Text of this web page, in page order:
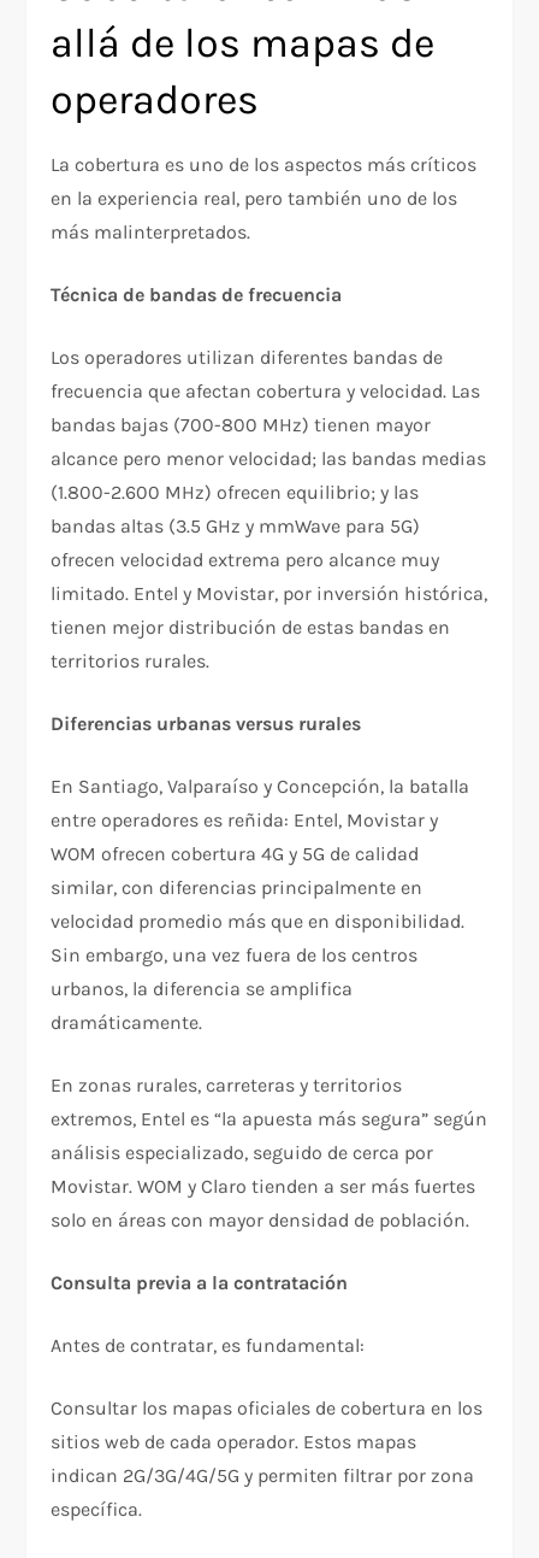
allá de los mapas de
operadores
La cobertura es uno de los aspectos más críticos
en la experiencia real, pero también uno de los
más malinterpretados.
Técnica de bandas de frecuencia
Los operadores utilizan diferentes bandas de
frecuencia que afectan cobertura y velocidad. Las
bandas bajas (700-800 MHz) tienen mayor
alcance pero menor velocidad; las bandas medias
(1.800-2.600 MHz) ofrecen equilibrio; y las
bandas altas (3.5 GHz y mmWave para 5G)
ofrecen velocidad extrema pero alcance muy
limitado. Entel y Movistar, por inversión histórica,
tienen mejor distribución de estas bandas en
territorios rurales.​
Diferencias urbanas versus rurales
En Santiago, Valparaíso y Concepción, la batalla
entre operadores es reñida: Entel, Movistar y
WOM ofrecen cobertura 4G y 5G de calidad
similar, con diferencias principalmente en
velocidad promedio más que en disponibilidad.
Sin embargo, una vez fuera de los centros
urbanos, la diferencia se amplifica
dramáticamente.​
En zonas rurales, carreteras y territorios
extremos, Entel es “la apuesta más segura” según
análisis especializado, seguido de cerca por
Movistar. WOM y Claro tienden a ser más fuertes
solo en áreas con mayor densidad de población.​
Consulta previa a la contratación
Antes de contratar, es fundamental:
Consultar los mapas oficiales de cobertura en los
sitios web de cada operador. Estos mapas
indican 2G/3G/4G/5G y permiten filtrar por zona
específica.​